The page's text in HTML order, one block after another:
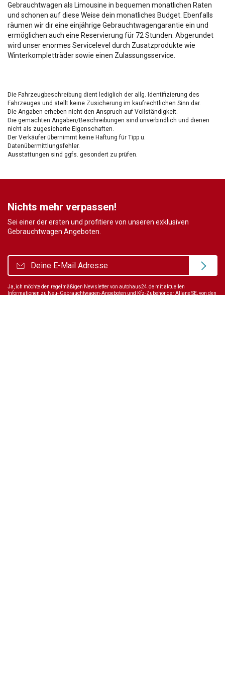
Gebrauchtwagen als Limousine in bequemen monatlichen Raten
und schonen auf diese Weise dein monatliches Budget. Ebenfalls
räumen wir dir eine einjährige Gebrauchtwagengarantie ein und
ermöglichen auch eine Reservierung für 72 Stunden. Abgerundet
wird unser enormes Servicelevel durch Zusatzprodukte wie
Winterkompletträder sowie einen Zulassungsservice.
Die Fahrzeugbeschreibung dient lediglich der allg. Identifizierung des
Fahrzeuges und stellt keine Zusicherung im kaufrechtlichen Sinn dar.
Die Angaben erheben nicht den Anspruch auf Vollständigkeit.
Die gemachten Angaben/Beschreibungen sind unverbindlich und dienen
nicht als zugesicherte Eigenschaften.
Der Verkäufer übernimmt keine Haftung für Tipp u.
Datenübermittlungsfehler.
Ausstattungen sind ggfs. gesondert zu prüfen.
Nichts mehr verpassen!
Sei einer der ersten und profitiere von unseren exklusiven
Gebrauchtwagen Angeboten.
Ja, ich möchte den regelmäßigen Newsletter von autohaus24.de mit aktuellen
Informationen zu Neu- Gebrauchtwagen-Angeboten und Kfz-Zubehör der Allane SE, von den